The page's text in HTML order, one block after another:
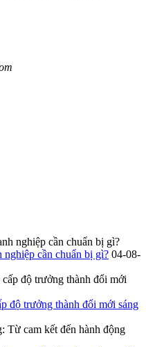
cần chuẩn bị gì? 04-08-
độ trưởng thành đổi mới sáng